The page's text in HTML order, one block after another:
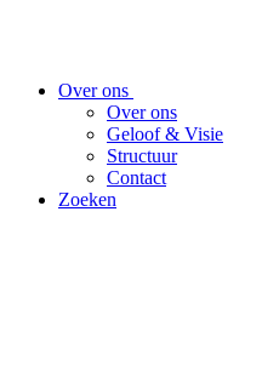
Over ons
Over ons
Geloof & Visie
Structuur
Contact
Zoeken